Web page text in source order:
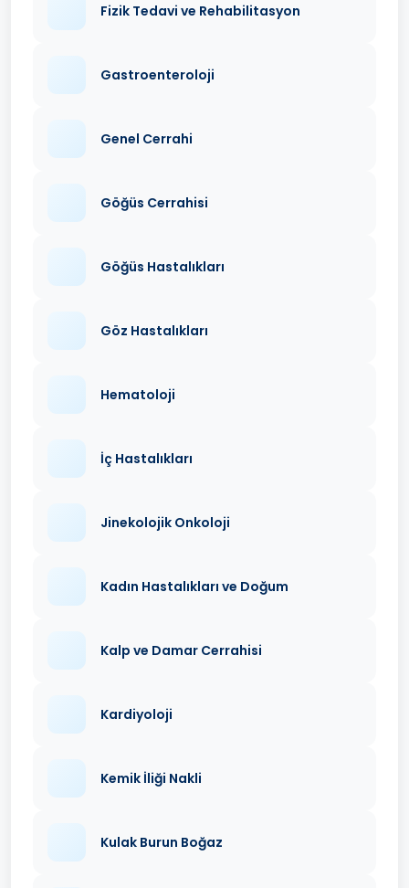
Fizik Tedavi ve Rehabilitasyon
Gastroenteroloji
Genel Cerrahi
Göğüs Cerrahisi
Göğüs Hastalıkları
Göz Hastalıkları
Hematoloji
İç Hastalıkları
Jinekolojik Onkoloji
Kadın Hastalıkları ve Doğum
Kalp ve Damar Cerrahisi
Kardiyoloji
Kemik İliği Nakli
Kulak Burun Boğaz